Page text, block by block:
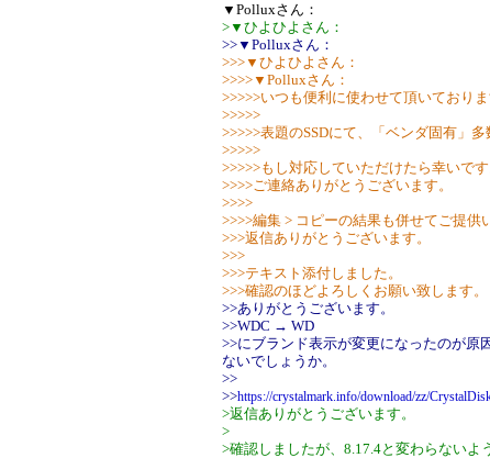
▼Polluxさん：
>▼ひよひよさん：
>>▼Polluxさん：
>>>▼ひよひよさん：
>>>>▼Polluxさん：
>>>>>いつも便利に使わせて頂いておりま
>>>>>
>>>>>表題のSSDにて、「ベンダ固有」
>>>>>
>>>>>もし対応していただけたら幸いです
>>>>ご連絡ありがとうございます。
>>>>
>>>>編集 > コピーの結果も併せてご提供
>>>返信ありがとうございます。
>>>
>>>テキスト添付しました。
>>>確認のほどよろしくお願い致します。
>>ありがとうございます。
>>WDC → WD
>>にブランド表示が変更になったのが原
ないでしょうか。
>>
>>https://crystalmark.info/download/zz/
>返信ありがとうございます。
>
>確認しましたが、8.17.4と変わらないよ